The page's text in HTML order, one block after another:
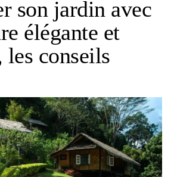
son jardin avec
élégante et
les conseils